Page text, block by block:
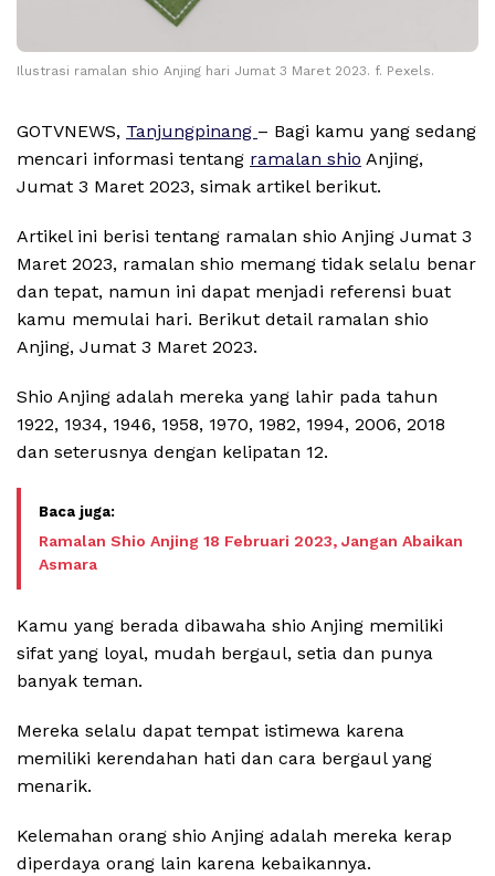
Ilustrasi ramalan shio Anjing hari Jumat 3 Maret 2023. f. Pexels.
GOTVNEWS, Tanjungpinang – Bagi kamu yang sedang
mencari informasi tentang ramalan shio Anjing,
Jumat 3 Maret 2023, simak artikel berikut.
Artikel ini berisi tentang ramalan shio Anjing Jumat 3
Maret 2023, ramalan shio memang tidak selalu benar
dan tepat, namun ini dapat menjadi referensi buat
kamu memulai hari. Berikut detail ramalan shio
Anjing, Jumat 3 Maret 2023.
Shio Anjing adalah mereka yang lahir pada tahun
1922, 1934, 1946, 1958, 1970, 1982, 1994, 2006, 2018
dan seterusnya dengan kelipatan 12.
Ramalan Shio Anjing 18 Februari 2023, Jangan Abaikan
Asmara
Kamu yang berada dibawaha shio Anjing memiliki
sifat yang loyal, mudah bergaul, setia dan punya
banyak teman.
Mereka selalu dapat tempat istimewa karena
memiliki kerendahan hati dan cara bergaul yang
menarik.
Kelemahan orang shio Anjing adalah mereka kerap
diperdaya orang lain karena kebaikannya.